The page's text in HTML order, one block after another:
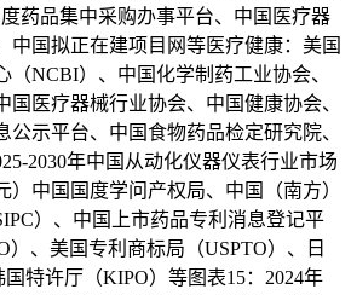
药品集中采购办事平台、中国医疗器
中国拟正在建项目网等医疗健康：美国
（NCBI）、中国化学制药工业协会、
国医疗器械行业协会、中国健康协会、
公示平台、中国食物药品检定研究院、
2030年中国从动化仪器仪表行业市场
）中国国度学问产权局、中国（南方）
）、中国上市药品专利消息登记平
）、美国专利商标局（USPTO）、日
特许厅（KIPO）等图表15：2024年